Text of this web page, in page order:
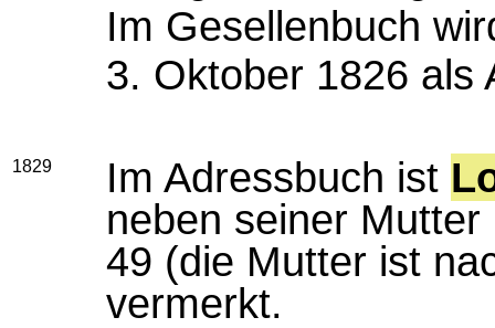
Im Gesellenbuch
3. Oktober 1826 als
1829 Im Adressbuch ist
neben seiner
49 (die Mutter ist
vermerkt.